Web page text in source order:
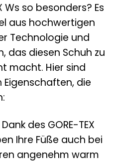
Ws so besonders? Es
aus hochwertigen
Technologie und
das diesen Schuh zu
macht. Hier sind
die
des GORE-TEX
Ihre Füße auch bei
angenehm warm